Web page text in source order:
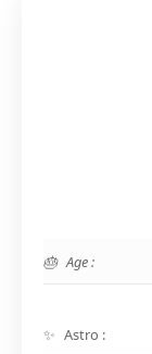
Age :
Astro :